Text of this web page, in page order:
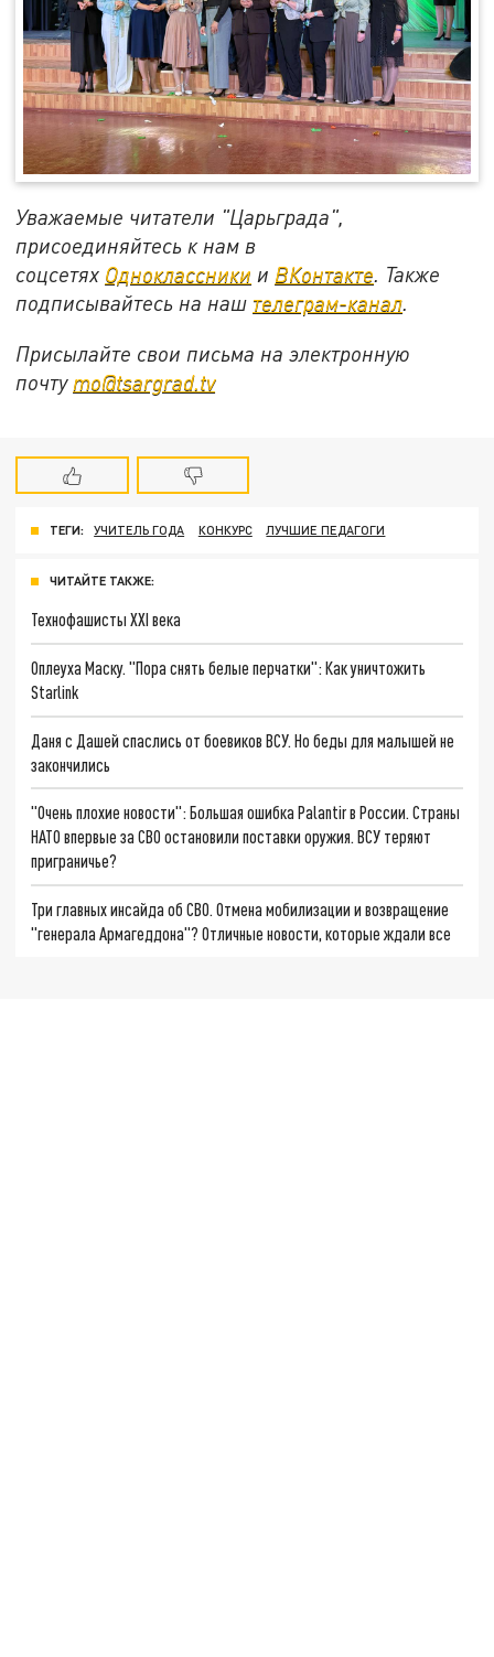
Уважаемые читатели "Царьграда",
присоединяйтесь к нам в
соцсетях Одноклассники и ВКонтакте. Также
подписывайтесь на наш телеграм-канал.
Присылайте свои письма на электронную
почту mo@tsargrad.tv
ТЕГИ: УЧИТЕЛЬ ГОДА КОНКУРС ЛУЧШИЕ ПЕДАГОГИ
ЧИТАЙТЕ ТАКЖЕ:
Технофашисты XXI века
Оплеуха Маску. "Пора снять белые перчатки": Как уничтожить
Starlink
Даня с Дашей спаслись от боевиков ВСУ. Но беды для малышей не
закончились
"Очень плохие новости": Большая ошибка Palantir в России. Страны
НАТО впервые за СВО остановили поставки оружия. ВСУ теряют
приграничье?
Три главных инсайда об СВО. Отмена мобилизации и возвращение
"генерала Армагеддона"? Отличные новости, которые ждали все